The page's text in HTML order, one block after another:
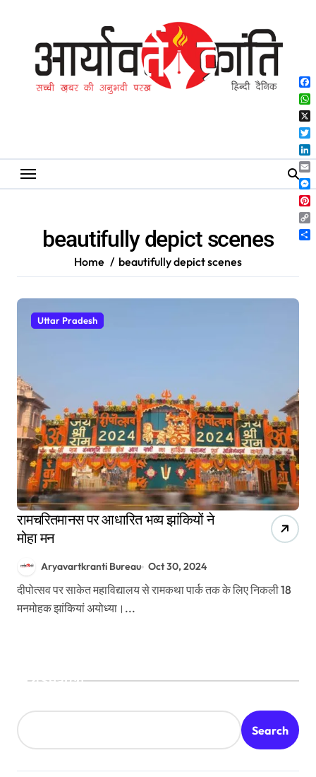
beautifully depict scenes
Home beautifully depict scenes
Uttar Pradesh
रामचरितमानस पर आधारित भव्य झांकियों ने
मोहा मन
Aryavartkranti Bureau Oct 30, 2024
दीपोत्सव पर साकेत महाविद्यालय से रामकथा पार्क तक के लिए निकली 18
मनमोहक झांकियां अयोध्या।...
Search
Search
X